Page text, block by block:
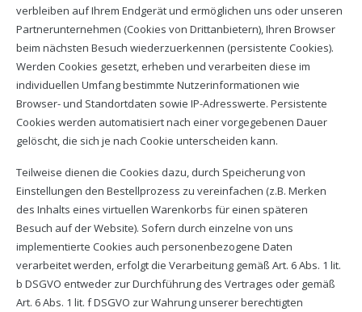
verbleiben auf Ihrem Endgerät und ermöglichen uns oder unseren
Partnerunternehmen (Cookies von Drittanbietern), Ihren Browser
beim nächsten Besuch wiederzuerkennen (persistente Cookies).
Werden Cookies gesetzt, erheben und verarbeiten diese im
individuellen Umfang bestimmte Nutzerinformationen wie
Browser- und Standortdaten sowie IP-Adresswerte. Persistente
Cookies werden automatisiert nach einer vorgegebenen Dauer
gelöscht, die sich je nach Cookie unterscheiden kann.
Teilweise dienen die Cookies dazu, durch Speicherung von
Einstellungen den Bestellprozess zu vereinfachen (z.B. Merken
des Inhalts eines virtuellen Warenkorbs für einen späteren
Besuch auf der Website). Sofern durch einzelne von uns
implementierte Cookies auch personenbezogene Daten
verarbeitet werden, erfolgt die Verarbeitung gemäß Art. 6 Abs. 1 lit.
b DSGVO entweder zur Durchführung des Vertrages oder gemäß
Art. 6 Abs. 1 lit. f DSGVO zur Wahrung unserer berechtigten